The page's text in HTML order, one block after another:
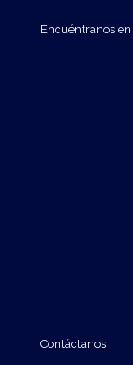
Encuéntranos
Contáctanos